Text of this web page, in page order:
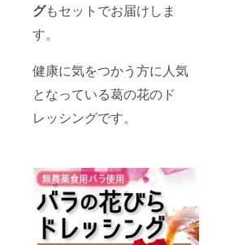
グもセットでお届けしま
す。
健康に気をつかう方に人気
となっている葛の花のド
レッシングです。